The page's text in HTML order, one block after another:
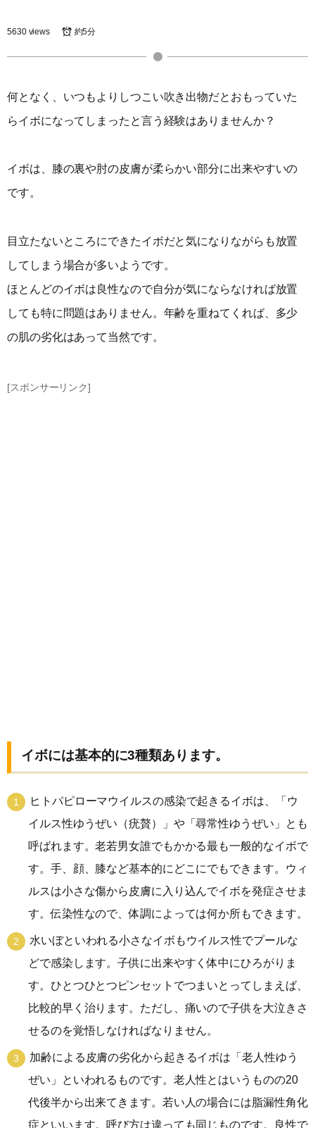
5630 views 約5分
何となく、いつもよりしつこい吹き出物だとおもっていた
らイボになってしまったと言う経験はありませんか？
イボは、膝の裏や肘の皮膚が柔らかい部分に出来やすいの
です。
目立たないところにできたイボだと気になりながらも放置
してしまう場合が多いようです。
ほとんどのイボは良性なので自分が気にならなければ放置
しても特に問題はありません。年齢を重ねてくれば、多少
の肌の劣化はあって当然です。
[スポンサーリンク]
イボには基本的に3種類あります。
ヒトパピローマウイルスの感染で起きるイボは、「ウ
イルス性ゆうぜい（疣贅）」や「尋常性ゆうぜい」とも
呼ばれます。老若男女誰でもかかる最も一般的なイボで
す。手、顔、膝など基本的にどこにでもできます。ウィ
ルスは小さな傷から皮膚に入り込んでイボを発症させま
す。伝染性なので、体調によっては何か所もできます。
水いぼといわれる小さなイボもウイルス性でプールな
どで感染します。子供に出来やすく体中にひろがりま
す。ひとつひとつピンセットでつまいとってしまえば、
比較的早く治ります。ただし、痛いので子供を大泣きさ
せるのを覚悟しなければなりません。
加齢による皮膚の劣化から起きるイボは「老人性ゆう
ぜい」といわれるものです。老人性とはいうものの20
代後半から出来てきます。若い人の場合には脂漏性角化
症といいます。呼び方は違っても同じものです。良性で